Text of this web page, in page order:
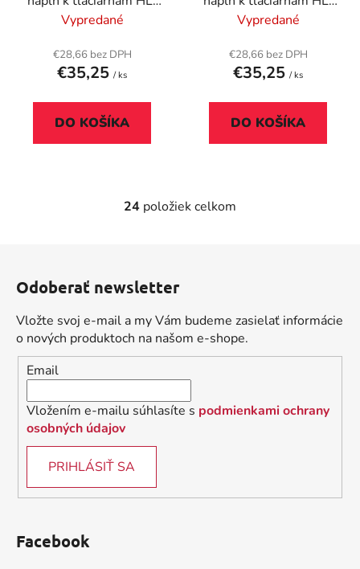
J6000DW, MFC-
J6945DW, MFC-
J6947DW, BROTHER,
Vypredané
€28,66 bez DPH
€35,25 / ks
DO KOŠÍKA
J6000DW, MFC-
J6945DW, MFC-
J6947DW, BROTHER,
Vypredané
€28,66 bez DPH
€35,25 / ks
DO KOŠÍKA
O
d
c
i
e
v
p
24 položiek celkom
Odoberať newsletter
Vložte svoj e-mail a my Vám budeme zasielať informácie
o nových produktoch na našom e-shope.
Email
Vložením e-mailu súhlasíte s podmienkami ochrany
osobných údajov
PRIHLÁSIŤ SA
Facebook